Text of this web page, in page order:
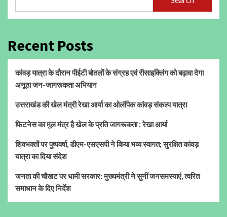
Recent Posts
कांवड़ यात्रा के दौरान पीईटी बोतलों के संग्रह एवं रीसाइक्लिंग को बढ़ावा देगा
अनूठा जन-जागरूकता अभियान
उत्तराखंड की खेल मंत्री रेखा आर्या का ओलंपिक कांवड़ संकल्प यात्रा
फिटनेस का मूल मंत्र है खेल के प्रति जागरूकता : रेखा आर्या
शिवभक्तों पर पुष्पवर्षा, डीएम-एसएसपी ने किया भव्य स्वागत; सुरक्षित कांवड़
यात्रा का दिया संदेश
जनता की चौखट पर धामी सरकार: मुख्यमंत्री ने सुनीं जनसमस्याएं, त्वरित
समाधान के दिए निर्देश